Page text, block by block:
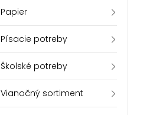
Papier
Písacie potreby
Školské potreby
Vianočný sortiment